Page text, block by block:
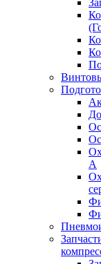
A